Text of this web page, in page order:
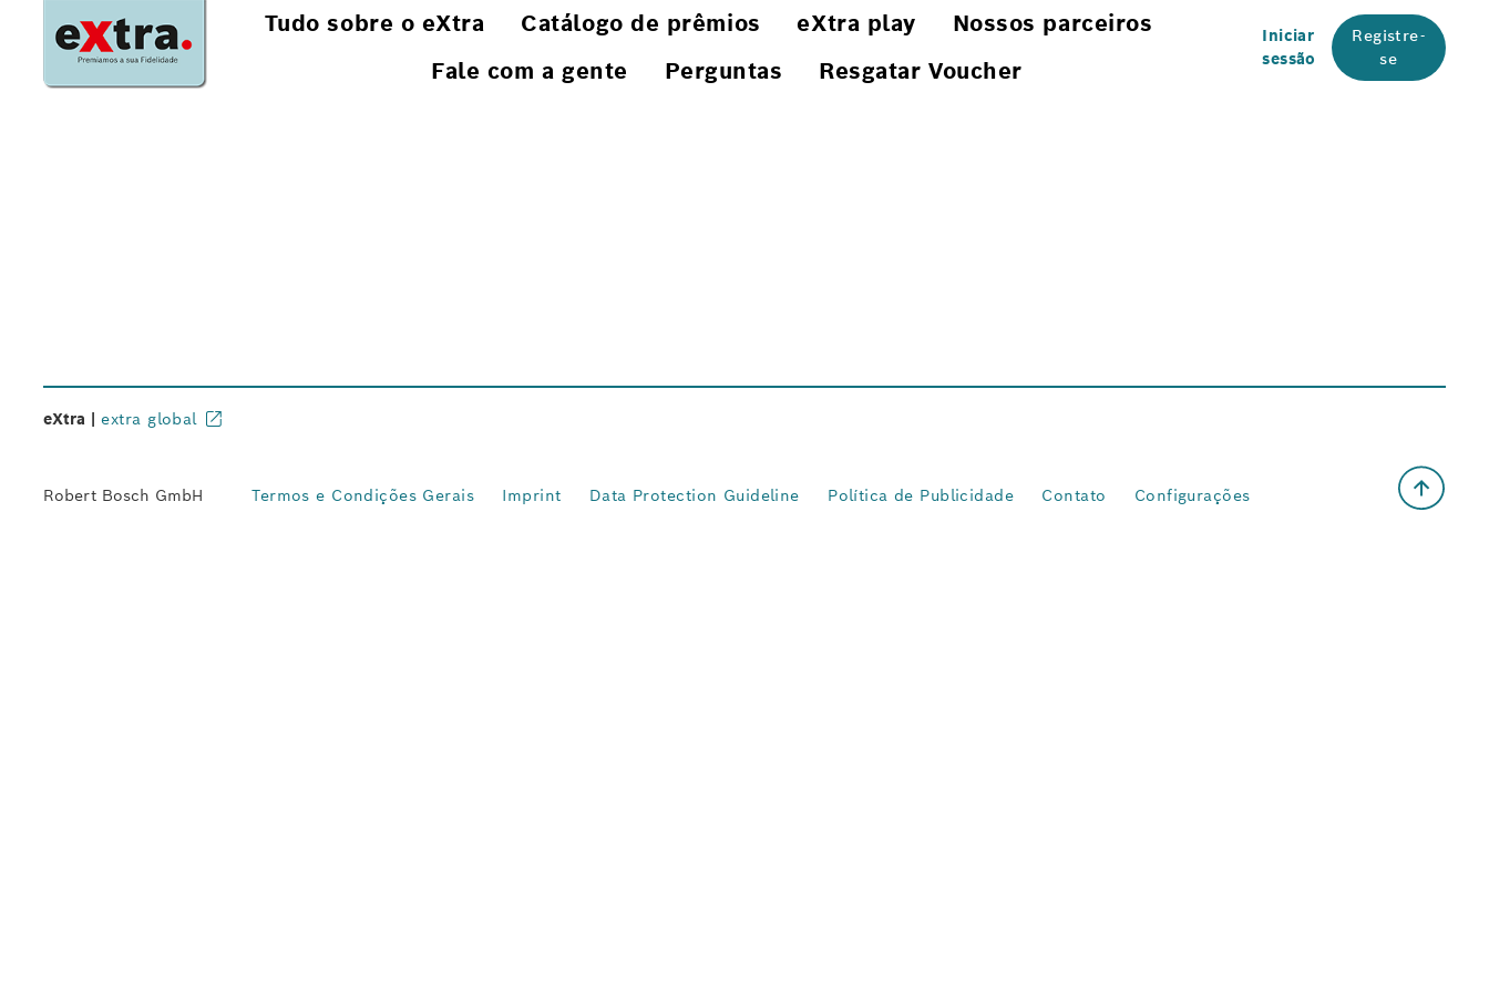
Tudo sobre o eXtra Catálogo de prêmios eXtra play
Nossos parceiros
Fale com a gente
Perguntas Resgatar Voucher
Iniciar
sessão
Registre-
se
eXtra |extra global
Robert Bosch GmbH Termos e Condições Gerais Imprint Data Protection Guideline Política de Publicidade Contato Configurações